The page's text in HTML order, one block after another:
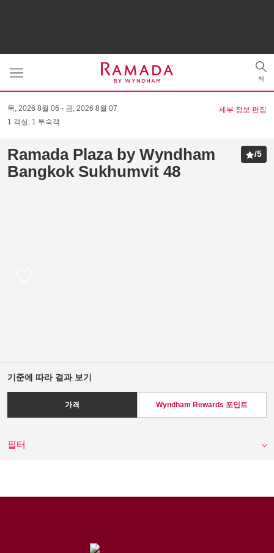
Toggle
navigation
책
목, 2026 8월 06
금, 2026 8월 07
1 객실 , 1 투숙객
세부 정보 편집
Ramada Plaza by Wyndham
Bangkok Sukhumvit 48
/5
기준에 따라 결과 보기
가격 Wyndham Rewards 포인트
필터